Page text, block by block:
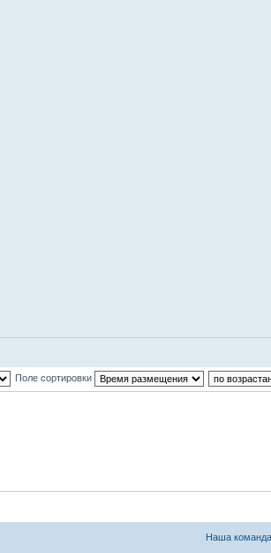
Поле сортировки
Наша команда